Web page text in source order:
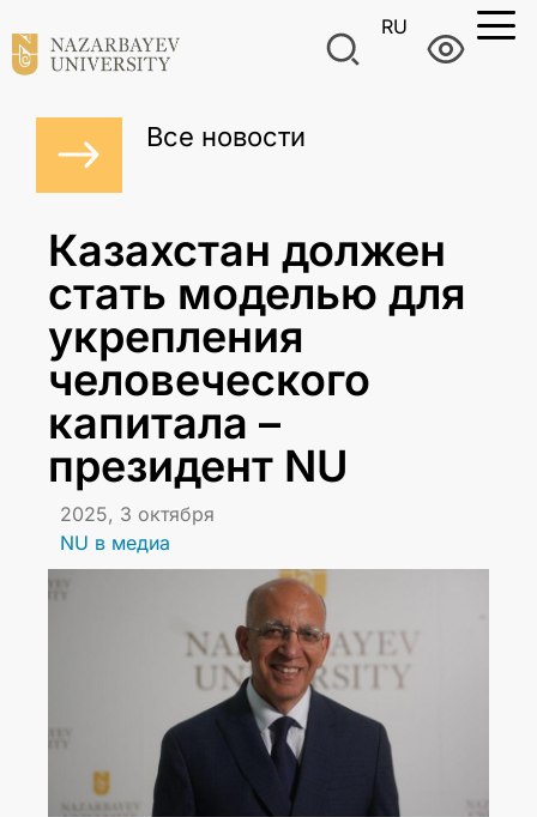
RU
Все новости
Казахстан должен
стать моделью для
укрепления
человеческого
капитала –
президент NU
2025, 3 октября
NU в медиа